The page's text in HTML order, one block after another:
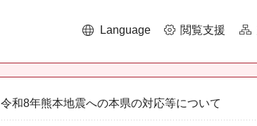
Language 閲覧支援
令和8年熊本地震への本県の対応等について